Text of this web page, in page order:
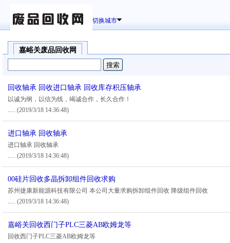
切换城市
嘉峪关废品回收网
回收轴承 回收进口轴承 回收库存积压轴承
以诚为纲，以信为线，竭诚合作，长久合作！
..... (2019/3/18 14:36:48)
进口轴承 回收轴承
进口轴承 回收轴承
..... (2019/3/18 14:36:48)
00硅片回收多晶拆卸组件回收求购
苏州捷康新能源科技有限公司 本公司大量求购拆卸组件回收 降级组件回收
..... (2019/3/18 14:36:48)
嘉峪关回收西门子PLC三菱AB欧姆龙等
回收西门子PLC三菱AB欧姆龙等